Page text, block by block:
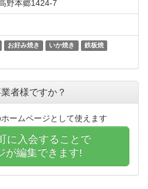
野本郷1424-7
お好み焼き いか焼き
鉄板焼
者様ですか？
ームページとして使えます
に入会することで
が編集できます!